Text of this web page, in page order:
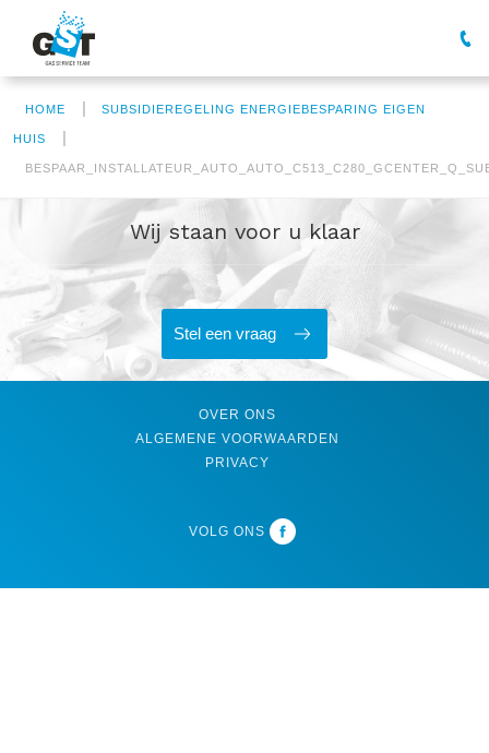
HOME | SUBSIDIEREGELING ENERGIEBESPARING EIGEN
HUIS |
Wij staan voor u klaar
Stel een vraag
OVER ONS
ALGEMENE VOORWAARDEN
PRIVACY
VOLG ONS